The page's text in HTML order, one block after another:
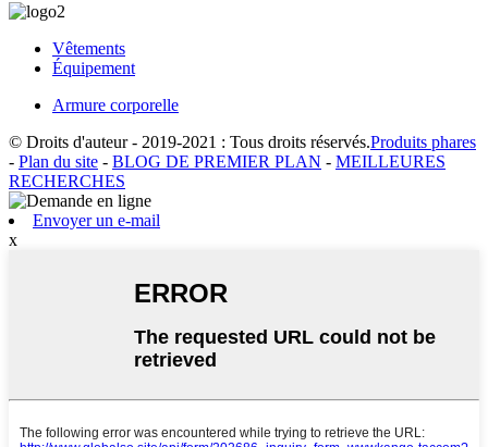
Vêtements
Équipement
Armure corporelle
© Droits d'auteur - 2019-2021 : Tous droits réservés.Produits phares
- Plan du site - BLOG DE PREMIER PLAN - MEILLEURES
RECHERCHES
Envoyer un e-mail
x